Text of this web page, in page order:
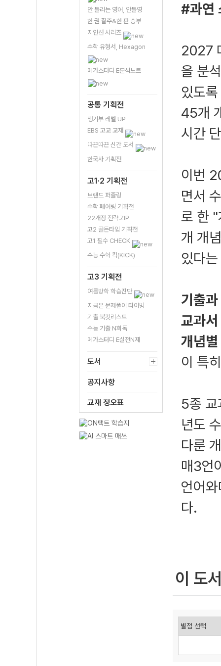
안 틀리는 영어, 안틀영
한 권 질주&한 판 승부
지인선 시리즈
수학 유형서, Hexagon
메가스터디 E분석노트
공통 기획전
생기부 레벨 UP
EBS 고교 교재
따끈따끈 신간 도서
한국사 기획전
고1·2 기획전
브랜드 퍼즐링
수학 페어링 기획전
22개정 전략.ZIP
고2 골든타임 기획전
고1 필수 CHECK
수능 수학 킥(KICK)
고3 기획전
여름방학 학습진단
지금은 문제풀이 타이밍
기출 북킷리스트
수능 기출 N회독
메가스터디 E실전N제
도서
공지사항
교재 정오표
#과연
2027
을 분
있도
45개
시간
이번
면서
로 한
개 개
있다
기출과
교과서
개념
이 특
5종
년도
다룬
매3언
언어
다.
이 도